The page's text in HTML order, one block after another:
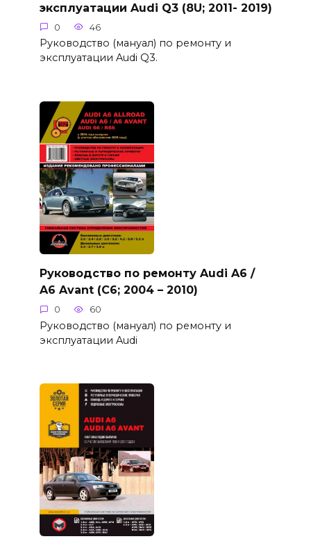
эксплуатации Audi Q3 (8U; 2011- 2019)
0 46
Руководство (мануал) по ремонту и
эксплуатации Audi Q3.
Руководство по ремонту Audi A6 /
A6 Avant (C6; 2004 – 2010)
0 60
Руководство (мануал) по ремонту и
эксплуатации Audi